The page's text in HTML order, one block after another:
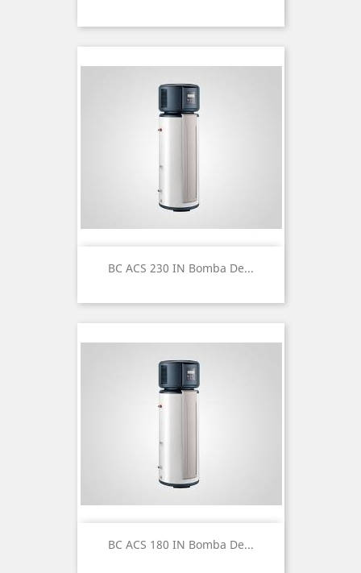
BC ACS 230 IN Bomba De...
BC ACS 180 IN Bomba De...